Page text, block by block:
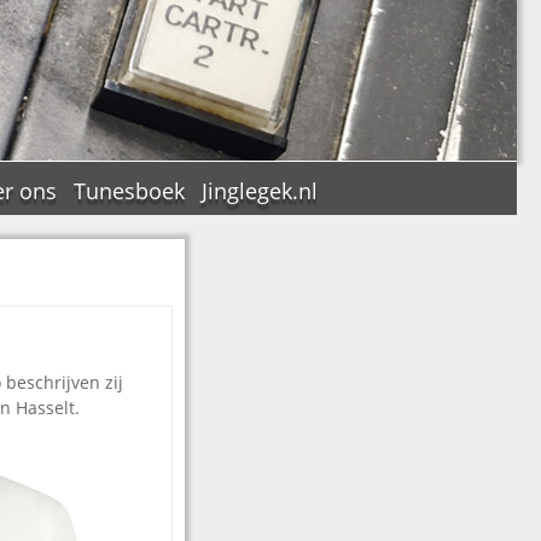
ons Tunesboek Jinglegek.nl
beschrijven zij
Hasselt.